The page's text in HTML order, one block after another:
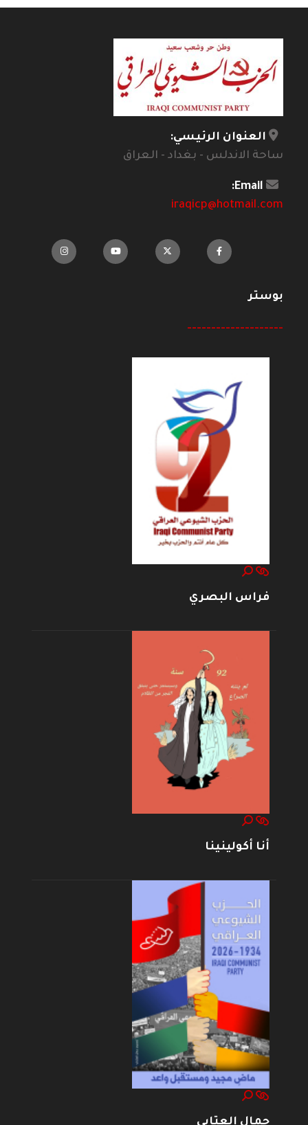
العنوان الرئيسي:
ساحة الاندلس - بغداد - العراق
Email:
iraqicp@hotmail.com
بوستر
--------------------
فراس البصري
أنا أكولينينا
جمال العتابي